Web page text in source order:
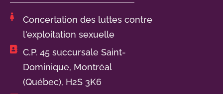
Concertation des luttes contre
l'exploitation sexuelle
C.P. 45 succursale Saint-
Dominique, Montréal
(Québec), H2S 3K6